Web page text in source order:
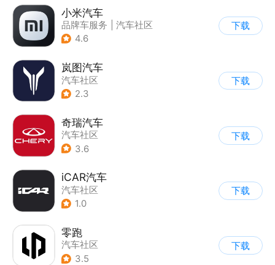
小米汽车
品牌车服务
汽车社区
4.6
下载
岚图汽车
汽车社区
2.3
下载
奇瑞汽车
汽车社区
3.6
下载
iCAR汽车
汽车社区
1.0
下载
零跑
汽车社区
3.5
下载